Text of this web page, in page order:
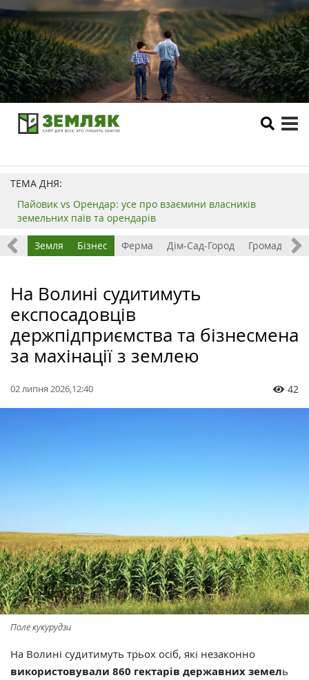
ТЕМА ДНЯ:
Пайовик vs Орендар: усе про взаємини власників
земельних паїв та орендарів
Все Земля Бізнес Ферма Дім-Сад-Город Громада
На Волині судитимуть
експосадовців
держпідприємства та бізнесмена
за махінації з землею
02 липня 2026,12:40 42
Поле кукурудзи
На Волині судитимуть трьох осіб, які незаконно
використовували 860 гектарів державних земель